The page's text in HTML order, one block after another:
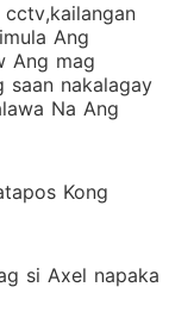
Ang
Ang mag
saan nakalagay
Na Ang
Kong
si Axel napaka